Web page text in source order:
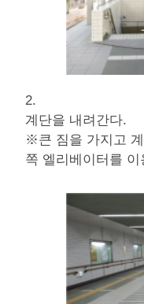
2.
계단을 내려간다.
※큰 짐을 가지고
쪽 엘리베이터를